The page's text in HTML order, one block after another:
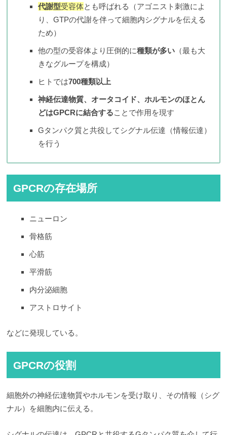
代謝型受容体とも呼ばれる（アゴニスト刺激によ
り、GTPの代謝を伴って細胞内シグナルを伝える
ため）
他の型の受容体より圧倒的に種類が多い （最も大
きなグループを構成）
ヒトでは700種類以上
神経伝達物質、オータコイド、ホルモンのほとん
どはGPCRに結合することで作用を現す
Gタンパク質と共役してシグナル伝達（情報伝達）
を行う
GPCRの存在場所
ニューロン
骨格筋
心筋
平滑筋
内分泌細胞
アストロサイト
などに発現している。
GPCRの役割
細胞外の神経伝達物質やホルモンを受け取り、その情報（シグ
ナル）を細胞内に伝える。